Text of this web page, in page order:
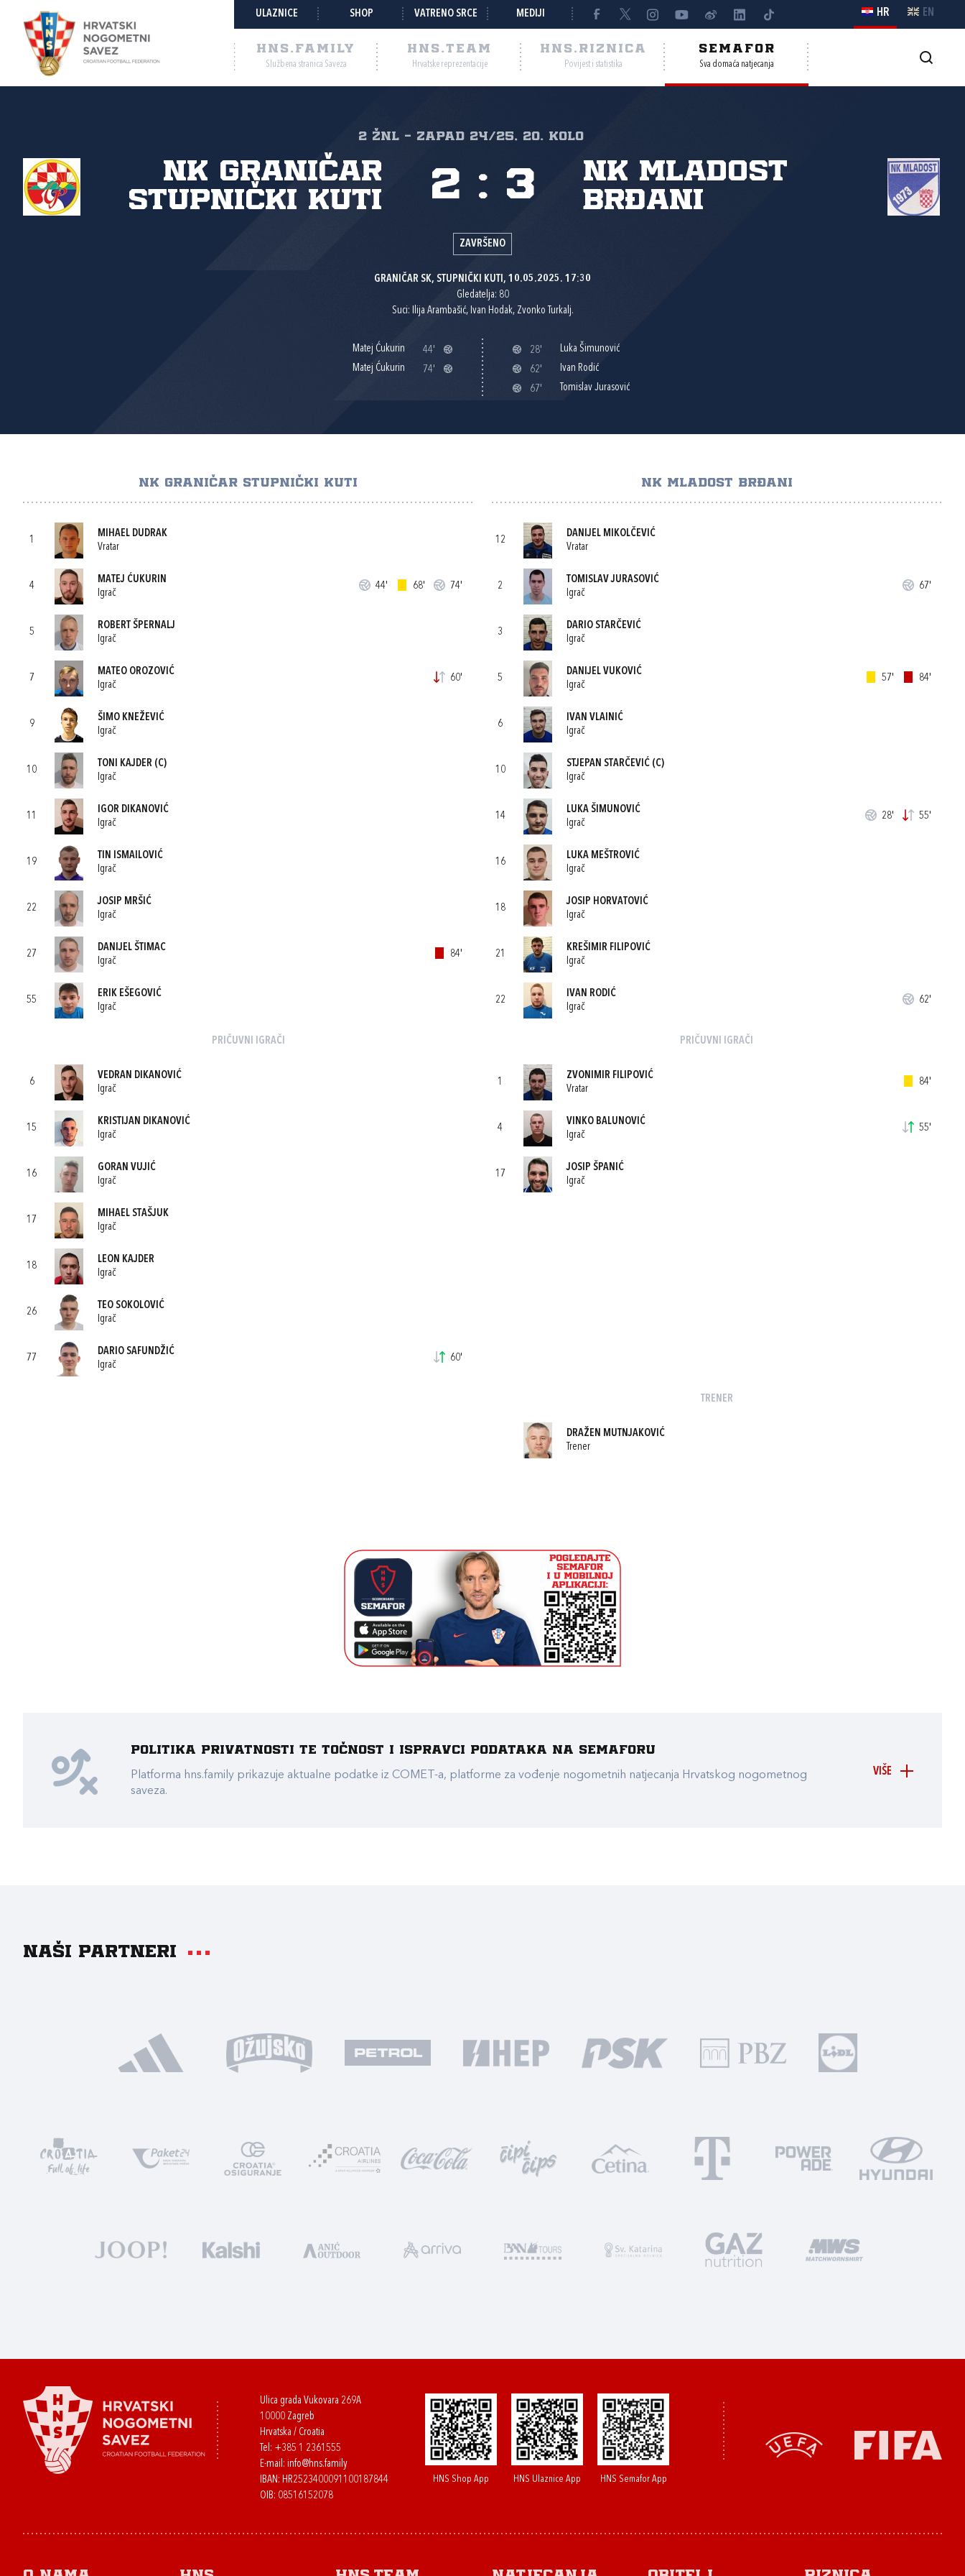
ULAZNICE SHOP VATRENO SRCE MEDIJI HR EN
HNS.FAMILY
Službena stranica Saveza
HNS.TEAM
Hrvatske reprezentacije
HNS.RIZNICA
Povijest i statistika
SEMAFOR
Sva domaća natjecanja
2 ŽNL - zapad 24/25, 20. kolo
NK Graničar
Stupnički Kuti
NK Mladost
Brđani
2 : 3
ZAVRŠENO
GRANIČAR SK, STUPNIČKI KUTI, 10.05.2025. 17:30
Gledatelja: 80
Suci: Ilija Arambašić, Ivan Hodak, Zvonko Turkalj.
Matej Ćukurin
44'
Matej Ćukurin
74'
28'
Luka Šimunović
62'
Ivan Rodić
67'
Tomislav Jurasović
NK GRANIČAR STUPNIČKI KUTI
1
MIHAEL DUDRAK
Vratar
4
MATEJ ĆUKURIN
Igrač
44' 68' 74'
5
ROBERT ŠPERNALJ
Igrač
7
MATEO OROZOVIĆ
Igrač
60'
9
ŠIMO KNEŽEVIĆ
Igrač
10
TONI KAJDER (C)
Igrač
11
IGOR DIKANOVIĆ
Igrač
19
TIN ISMAILOVIĆ
Igrač
22
JOSIP MRŠIĆ
Igrač
27
DANIJEL ŠTIMAC
Igrač
84'
55
ERIK EŠEGOVIĆ
Igrač
PRIČUVNI IGRAČI
6
VEDRAN DIKANOVIĆ
Igrač
15
KRISTIJAN DIKANOVIĆ
Igrač
16
GORAN VUJIĆ
Igrač
17
MIHAEL STAŠJUK
Igrač
18
LEON KAJDER
Igrač
26
TEO SOKOLOVIĆ
Igrač
77
DARIO SAFUNDŽIĆ
Igrač
60'
NK MLADOST BRĐANI
12
DANIJEL MIKOLČEVIĆ
Vratar
2
TOMISLAV JURASOVIĆ
Igrač
67'
3
DARIO STARČEVIĆ
Igrač
5
DANIJEL VUKOVIĆ
Igrač
57' 84'
6
IVAN VLAINIĆ
Igrač
10
STJEPAN STARČEVIĆ(C)
Igrač
14
LUKA ŠIMUNOVIĆ
Igrač
28' 55'
16
LUKA MEŠTROVIĆ
Igrač
18
JOSIP HORVATOVIĆ
Igrač
21
KREŠIMIR FILIPOVIĆ
Igrač
22
IVAN RODIĆ
Igrač
62'
PRIČUVNI IGRAČI
1
ZVONIMIR FILIPOVIĆ
Vratar
84'
4
VINKO BALUNOVIĆ
Igrač
55'
17
JOSIP ŠPANIĆ
Igrač
TRENER
DRAŽEN MUTNJAKOVIĆ
Trener
VIŠE
Politika privatnosti te točnost i ispravci podataka na Semaforu
Platforma hns.family prikazuje aktualne podatke iz COMET-a, platforme za vođenje nogometnih natjecanja Hrvatskog nogometnog
saveza.
Naši partneri
Ulica grada Vukovara 269A
10000 Zagreb
Hrvatska / Croatia
Tel: +385 1 2361555
E-mail: info@hns.family
IBAN: HR2523400091100187844
OIB: 08516152078
HNS Shop App HNS Ulaznice App HNS Semafor App